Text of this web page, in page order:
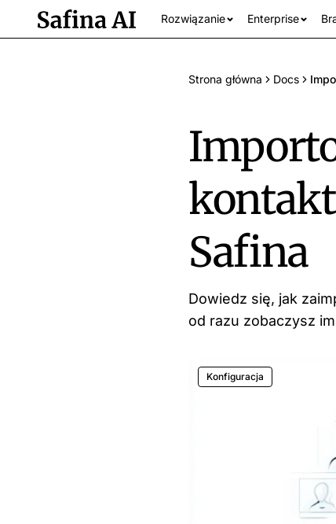
Rozwiązanie Enterprise
Wszystkie
Strona główna Docs
Safina
Dowiedz się, jak
od razu zobaczysz
Konfiguracja